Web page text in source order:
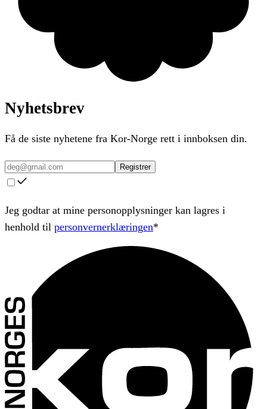
Nyhetsbrev
Få de siste nyhetene fra Kor-Norge rett i innboksen din.
Registrer
Jeg godtar at mine personopplysninger kan lagres i
henhold til personvernerklæringen*